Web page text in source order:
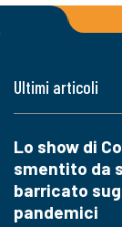
Ultimi articoli
Lo show di
smentito da
barricato
pandemici